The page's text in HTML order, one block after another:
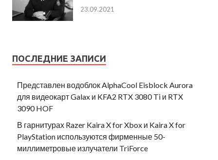
23.09.2021
ПОСЛЕДНИЕ ЗАПИСИ
Представлен водоблок AlphaCool Eisblock Aurora
для видеокарт Galax и KFA2 RTX 3080 Ti и RTX
3090 HOF
В гарнитурах Razer Kaira X for Xbox и Kaira X for
PlayStation используются фирменные 50-
миллиметровые излучатели TriForce